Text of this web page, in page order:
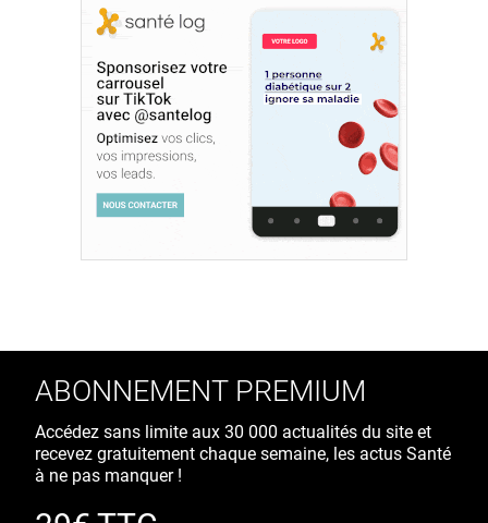
ABONNEMENT PREMIUM
Accédez sans limite aux 30 000 actualités du site et
recevez gratuitement chaque semaine, les actus Santé
à ne pas manquer !